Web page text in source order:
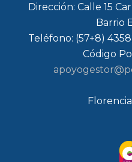
Dirección: Calle 15
Barrio
Teléfono: (57+8)
Código